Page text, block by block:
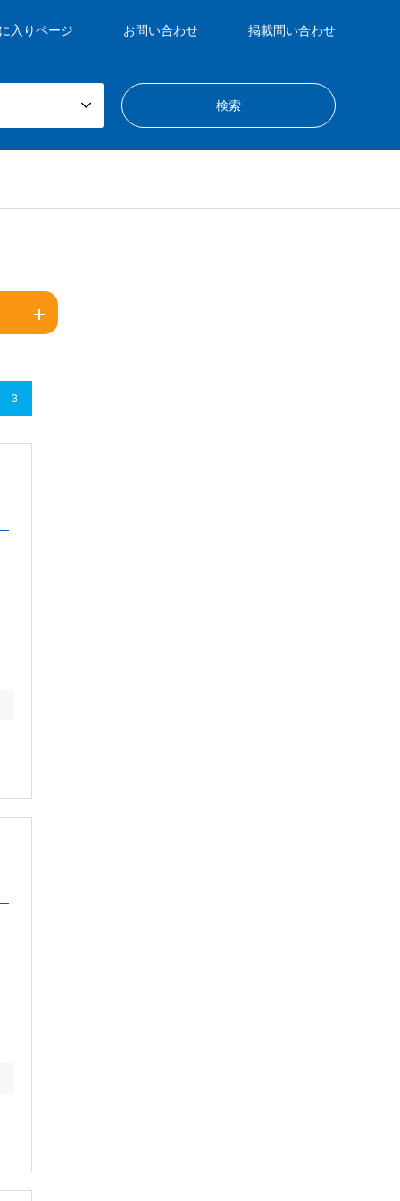
入りページ お問い合わせ 掲載問い合わせ
3